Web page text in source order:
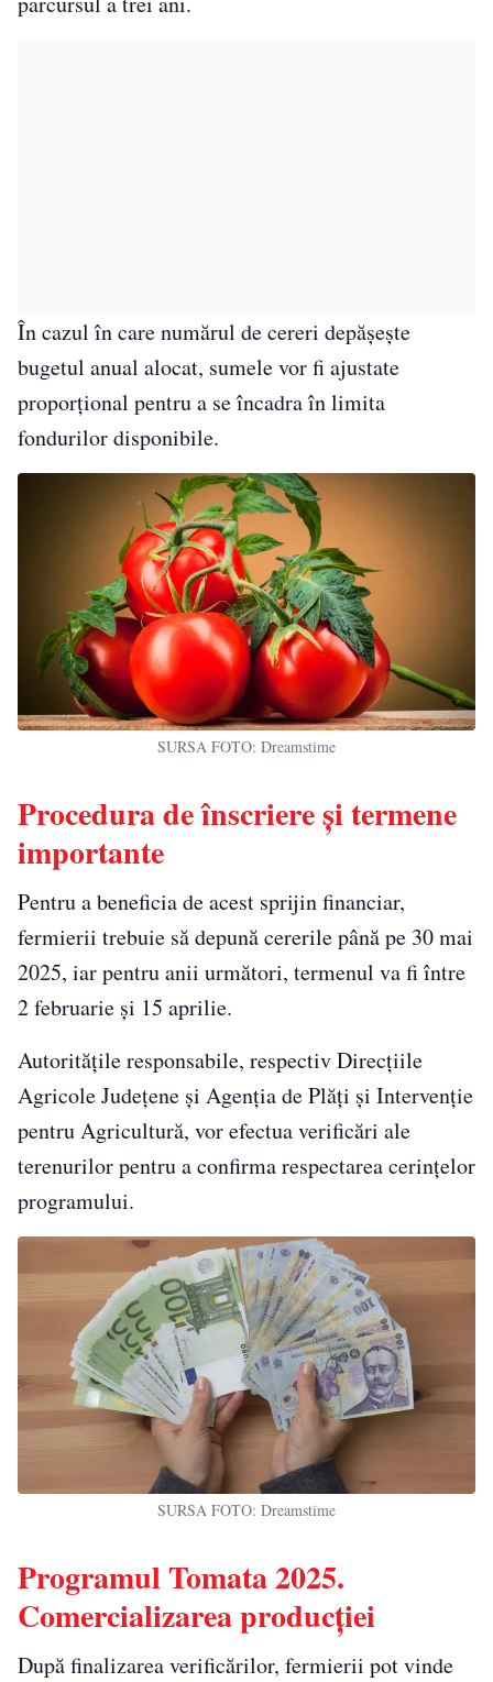
În cazul în care numărul de cereri depășește
bugetul anual alocat, sumele vor fi ajustate
proporțional pentru a se încadra în limita
fondurilor disponibile.
SURSA FOTO: Dreamstime
Procedura de înscriere și termene
importante
Pentru a beneficia de acest sprijin financiar,
fermierii trebuie să depună cererile până pe 30 mai
2025, iar pentru anii următori, termenul va fi între
2 februarie și 15 aprilie.
Autoritățile responsabile, respectiv Direcțiile
Agricole Județene și Agenția de Plăți și Intervenție
pentru Agricultură, vor efectua verificări ale
terenurilor pentru a confirma respectarea cerințelor
programului.
SURSA FOTO: Dreamstime
Programul Tomata 2025.
Comercializarea producției
După finalizarea verificărilor, fermierii pot vinde